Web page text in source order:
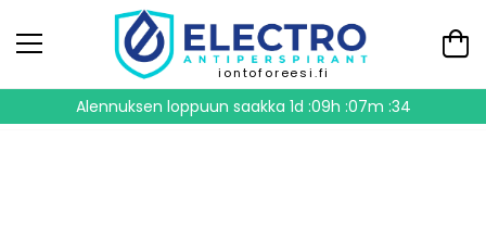
iontoforeesi.fi
Alennuksen loppuun saakka 1d :09h :07m :34